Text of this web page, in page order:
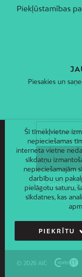
Piekļūstamības
Piesakies un
© 2026 AIC
Šī tīmekļvietne
nepieciešamas
interneta vietne
sīkdatņu
nepieciešamajām
darbību un
pielāgotu saturu,
sīkdatnes, kas
PIEKRĪTU